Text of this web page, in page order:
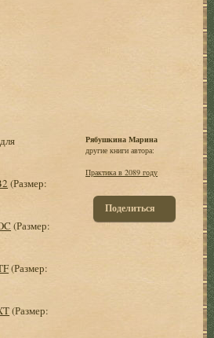
(Размер:
(Размер:
(Размер:
(Размер:
Рябушкина Марина
другие книги автора:
Практика в 2089 году
Поделиться